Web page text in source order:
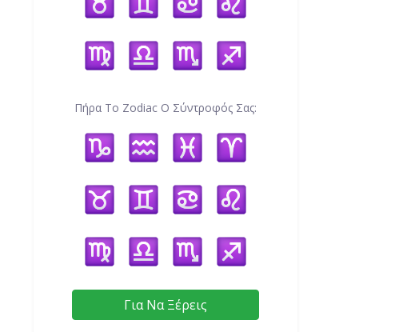
Πήρα Το Zodiac Ο Σύντροφός Σας:
Για Να Ξέρεις